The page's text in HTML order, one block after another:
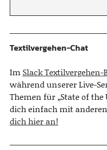
Textilvergehen-Chat
Im Slack Textilvergehen-
während unserer Live-
Themen für „State of
dich einfach mit
dich hier an!